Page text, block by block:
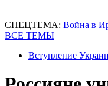
СПЕЦТЕМА: Война в
ВСЕ ТЕМЫ
Вступление